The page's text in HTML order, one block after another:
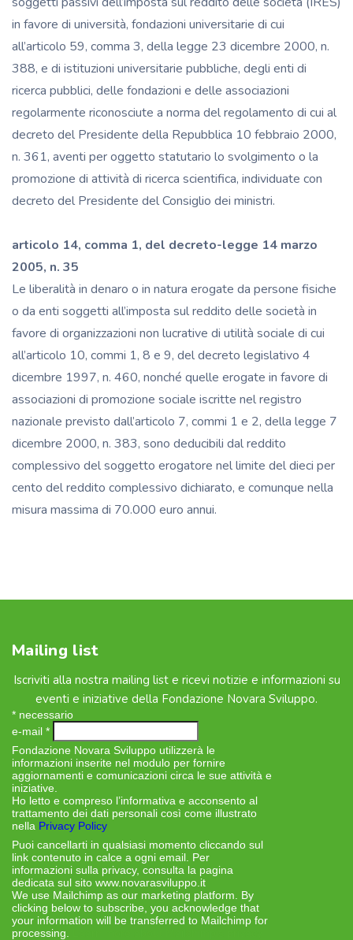
in favore di università, fondazioni universitarie di cui
all’articolo 59, comma 3, della legge 23 dicembre 2000, n.
388, e di istituzioni universitarie pubbliche, degli enti di
ricerca pubblici, delle fondazioni e delle associazioni
regolarmente riconosciute a norma del regolamento di cui al
decreto del Presidente della Repubblica 10 febbraio 2000,
n. 361, aventi per oggetto statutario lo svolgimento o la
promozione di attività di ricerca scientifica, individuate con
decreto del Presidente del Consiglio dei ministri.
articolo 14, comma 1, del decreto-legge 14 marzo
2005, n. 35
Le liberalità in denaro o in natura erogate da persone fisiche
o da enti soggetti all’imposta sul reddito delle società in
favore di organizzazioni non lucrative di utilità sociale di cui
all’articolo 10, commi 1, 8 e 9, del decreto legislativo 4
dicembre 1997, n. 460, nonché quelle erogate in favore di
associazioni di promozione sociale iscritte nel registro
nazionale previsto dall’articolo 7, commi 1 e 2, della legge 7
dicembre 2000, n. 383, sono deducibili dal reddito
complessivo del soggetto erogatore nel limite del dieci per
cento del reddito complessivo dichiarato, e comunque nella
misura massima di 70.000 euro annui.
Mailing list
Iscriviti alla nostra mailing list e ricevi notizie e informazioni su
eventi e iniziative della Fondazione Novara Sviluppo.
* necessario
e-mail *
Fondazione Novara Sviluppo utilizzerà le
informazioni inserite nel modulo per fornire
aggiornamenti e comunicazioni circa le sue attività e
iniziative.
Ho letto e compreso l’informativa e acconsento al
trattamento dei dati personali così come illustrato
nella Privacy Policy
Puoi cancellarti in qualsiasi momento cliccando sul
link contenuto in calce a ogni email. Per
informazioni sulla privacy, consulta la pagina
dedicata sul sito www.novarasviluppo.it
We use Mailchimp as our marketing platform. By
clicking below to subscribe, you acknowledge that
your information will be transferred to Mailchimp for
processing.